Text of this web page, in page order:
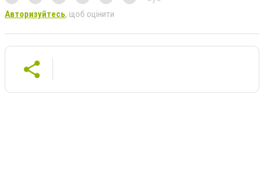
Авторизуйтесь, щоб оцінити